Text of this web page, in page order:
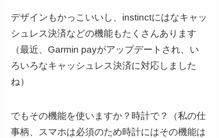
デザインもかっこいいし、instinctにはなキャッ
シュレス決済などの機能もたくさんあります
（最近、Garmin payがアップデートされ、い
ろいろなキャッシュレス決済に対応しました
ね）
でもその機能を使いますか？時計で？（私の仕
事柄、スマホは必須のため時計にはその機能は